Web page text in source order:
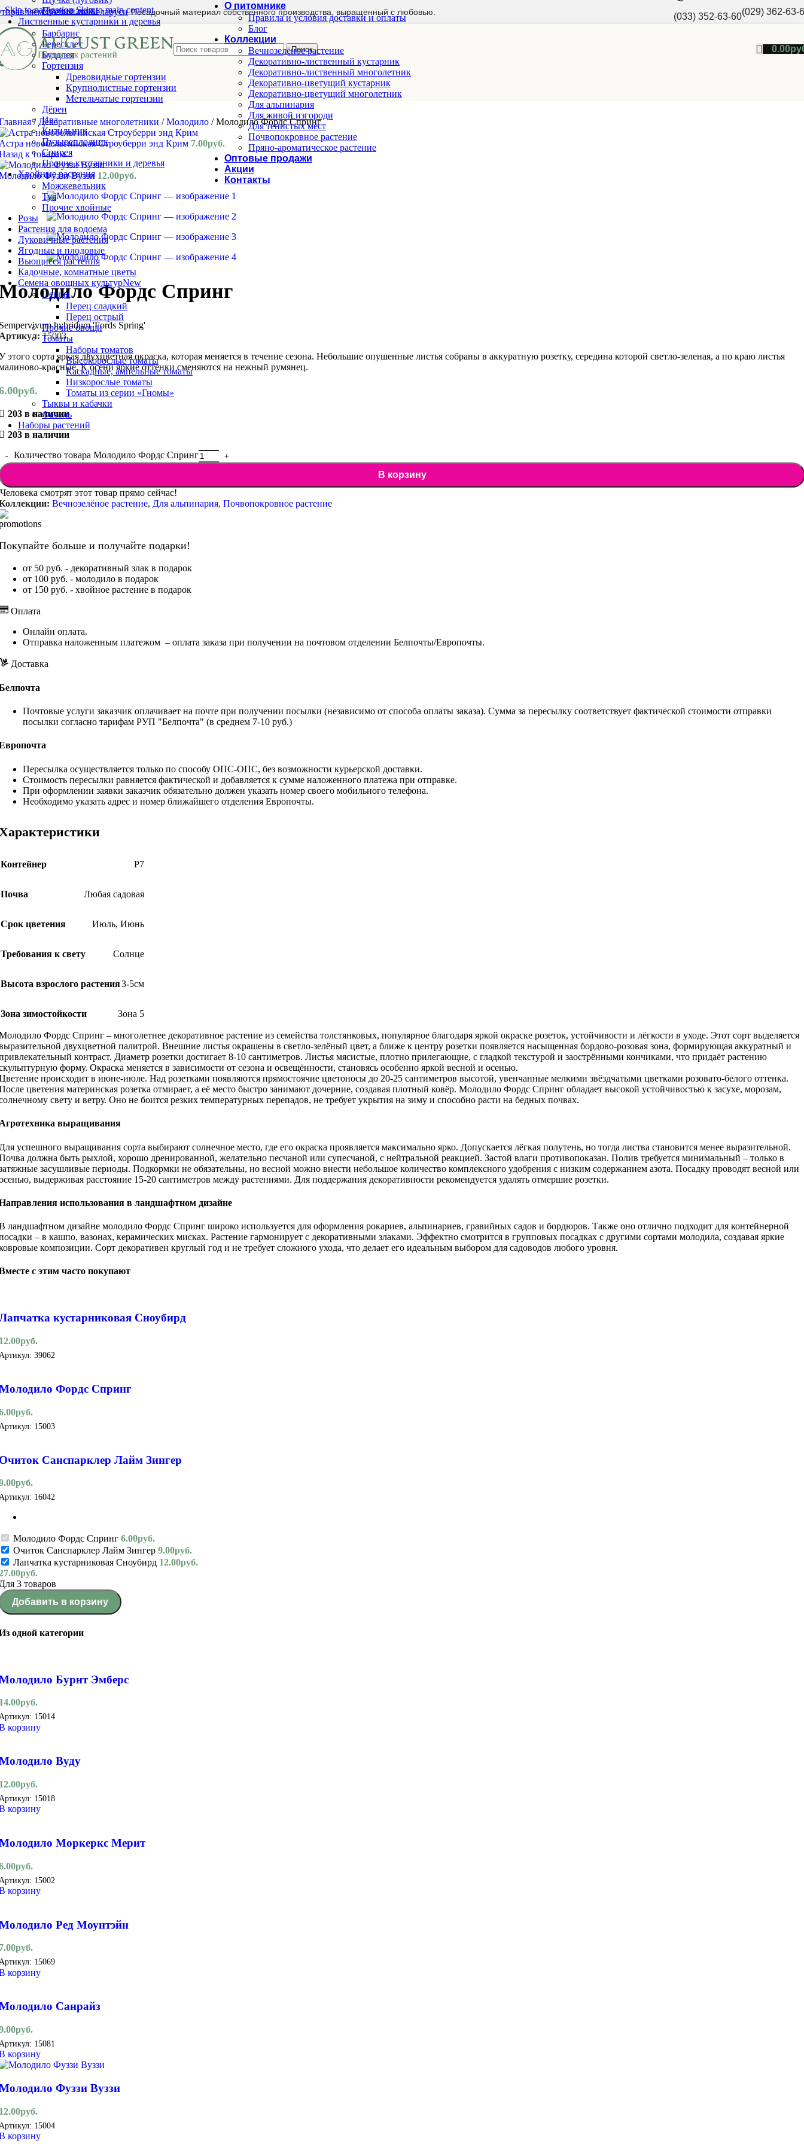
Skip to navigationSkip to main content
почтой по Беларуси Посадочный материал собственного производства, выращенный с любовью. (033) 352-63-60(029) 362-63-
Поиск 0.00
Прочие злаки
Лиственные кустарники и деревья
Барбарис
Бересклет
Буддлея
Гортензия
Древовидные гортензии
Крупнолистные гортензии
Метельчатые гортензии
Дёрен
Ива
Кизильник
Пузыреплодник
Спирея
Прочие кустарники и деревья
Хвойные растения
Можжевельник
Туя
Прочие хвойные
Розы
Растения для водоема
Луковичные растения
Ягодные и плодовые
Вьющиеся растения
Кадочные, комнатные цветы
Семена овощных культурNew
Перцы
Перец сладкий
Перец острый
Прочие овощи
Томаты
Наборы томатов
Высокорослые томаты
Каскадные, ампельные томаты
Низкорослые томаты
Томаты из серии «Гномы»
Тыквы и кабачки
Фасоль
Наборы растений
О питомнике
Правила и условия доставки и оплаты
Блог
Коллекции
Вечнозелёное растение
Декоративно-лиственный кустарник
Декоративно-лиственный многолетник
Декоративно-цветущий кустарник
Декоративно-цветущий многолетник
Для альпинария
Для живой изгороди
Для тенистых мест
Почвопокровное растение
Пряно-ароматическое растение
Оптовые продажи
Акции
Контакты
/ Декоративные многолетники / Молодило / Молодило Фордс Спринг
новобельгийская Строуберри энд Крим 7.00руб.
к товарам
Фуззи Вуззи 12.00руб.
Фордс Спринг
hybridum 'Fords Spring'
15003
этого сорта яркая двухцветная окраска, которая меняется в течение сезона. Небольшие опушенные листья собраны в аккуратную розетку, середина которой светло-зеленая, а по краю листья
красные. К осени яркие оттенки сменяются на нежный румянец.
руб.
203 в наличии
203 в наличии
Количество товара Молодило Фордс Спринг
В корзину
Человека смотрят этот товар прямо сейчас!
Вечнозелёное растение, Для альпинария, Почвопокровное растение
больше и получайте подарки!
от 50 руб. - декоративный злак в подарок
от 100 руб. - молодило в подарок
от 150 руб. - хвойное растение в подарок
Оплата
Онлайн оплата.
Отправка наложенным платежом – оплата заказа при получении на почтовом отделении Белпочты/Европочты.
Доставка
Почтовые услуги заказчик оплачивает на почте при получении посылки (независимо от способа оплаты заказа). Сумма за пересылку соответствует фактической стоимости отправки
посылки согласно тарифам РУП "Белпочта" (в среднем 7-10 руб.)
Пересылка осуществляется только по способу ОПС-ОПС, без возможности курьерской доставки.
Стоимость пересылки равняется фактической и добавляется к сумме наложенного платежа при отправке.
При оформлении заявки заказчик обязательно должен указать номер своего мобильного телефона.
Необходимо указать адрес и номер ближайшего отделения Европочты.
Контейнер Р7
Почва Любая садовая
Срок цветения Июль, Июнь
Требования к свету Солнце
Высота взрослого растения3-5см
Зона зимостойкости Зона 5
Фордс Спринг – многолетнее декоративное растение из семейства толстянковых, популярное благодаря яркой окраске розеток, устойчивости и лёгкости в уходе. Этот сорт выделяется
двухцветной палитрой. Внешние листья окрашены в светло-зелёный цвет, а ближе к центру розетки появляется насыщенная бордово-розовая зона, формирующая аккуратный и
контраст. Диаметр розетки достигает 8-10 сантиметров. Листья мясистые, плотно прилегающие, с гладкой текстурой и заострёнными кончиками, что придаёт растению
форму. Окраска меняется в зависимости от сезона и освещённости, становясь особенно яркой весной и осенью.
происходит в июне-июле. Над розетками появляются прямостоячие цветоносы до 20-25 сантиметров высотой, увенчанные мелкими звёздчатыми цветками розовато-белого оттенка.
цветения материнская розетка отмирает, а её место быстро занимают дочерние, создавая плотный ковёр. Молодило Фордс Спринг обладает высокой устойчивостью к засухе, морозам,
свету и ветру. Оно не боится резких температурных перепадов, не требует укрытия на зиму и способно расти на бедных почвах.
выращивания
успешного выращивания сорта выбирают солнечное место, где его окраска проявляется максимально ярко. Допускается лёгкая полутень, но тогда листва становится менее выразительной.
должна быть рыхлой, хорошо дренированной, желательно песчаной или супесчаной, с нейтральной реакцией. Застой влаги противопоказан. Полив требуется минимальный – только в
засушливые периоды. Подкормки не обязательны, но весной можно внести небольшое количество комплексного удобрения с низким содержанием азота. Посадку проводят весной или
выдерживая расстояние 15-20 сантиметров между растениями. Для поддержания декоративности рекомендуется удалять отмершие розетки.
использования в ландшафтном дизайне
ландшафтном дизайне молодило Фордс Спринг широко используется для оформления рокариев, альпинариев, гравийных садов и бордюров. Также оно отлично подходит для контейнерной
– в кашпо, вазонах, керамических мисках. Растение гармонирует с декоративными злаками. Эффектно смотрится в групповых посадках с другими сортами молодила, создавая яркие
композиции. Сорт декоративен круглый год и не требует сложного ухода, что делает его идеальным выбором для садоводов любого уровня.
с этим часто покупают
кустарниковая Сноубирд
руб.
39062
Фордс Спринг
руб.
15003
Санспарклер Лайм Зингер
руб.
16042
Молодило Фордс Спринг 6.00руб.
Очиток Санспарклер Лайм Зингер 9.00руб.
Лапчатка кустарниковая Сноубирд 12.00руб.
руб.
3 товаров
Добавить в корзину
одной категории
Бурнт Эмберс
руб.
15014
корзину
Вуду
руб.
15018
корзину
Моркеркс Мерит
руб.
15002
корзину
Ред Моунтэйн
руб.
15069
корзину
Санрайз
руб.
15081
корзину
Фуззи Вуззи
руб.
15004
корзину